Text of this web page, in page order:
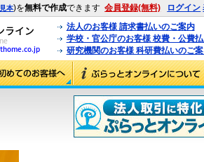
見本)を無料で作成できます 会員登録(無料) ログイン
法人のお客様 請求書払いのご案内
学校・官公庁のお客様 校費・公費
研究機関のお客様 科研費払いのご